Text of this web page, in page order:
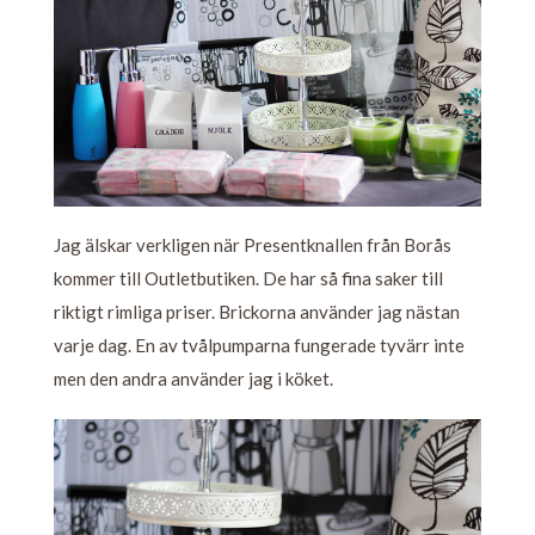
Jag älskar verkligen när Presentknallen från Borås
kommer till Outletbutiken. De har så fina saker till
riktigt rimliga priser. Brickorna använder jag nästan
varje dag. En av tvålpumparna fungerade tyvärr inte
men den andra använder jag i köket.